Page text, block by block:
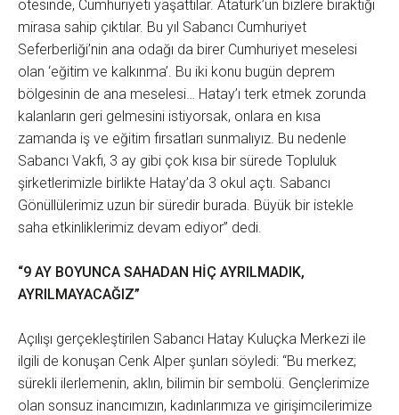
ötesinde, Cumhuriyeti yaşattılar. Atatürk’ün bizlere bıraktığı
mirasa sahip çıktılar. Bu yıl Sabancı Cumhuriyet
Seferberliği’nin ana odağı da birer Cumhuriyet meselesi
olan ‘eğitim ve kalkınma’. Bu iki konu bugün deprem
bölgesinin de ana meselesi… Hatay’ı terk etmek zorunda
kalanların geri gelmesini istiyorsak, onlara en kısa
zamanda iş ve eğitim fırsatları sunmalıyız. Bu nedenle
Sabancı Vakfı, 3 ay gibi çok kısa bir sürede Topluluk
şirketlerimizle birlikte Hatay’da 3 okul açtı. Sabancı
Gönüllülerimiz uzun bir süredir burada. Büyük bir istekle
saha etkinliklerimiz devam ediyor” dedi.
“9 AY BOYUNCA SAHADAN HİÇ AYRILMADIK,
AYRILMAYACAĞIZ”
Açılışı gerçekleştirilen Sabancı Hatay Kuluçka Merkezi ile
ilgili de konuşan Cenk Alper şunları söyledi: “Bu merkez;
sürekli ilerlemenin, aklın, bilimin bir sembolü. Gençlerimize
olan sonsuz inancımızın, kadınlarımıza ve girişimcilerimize